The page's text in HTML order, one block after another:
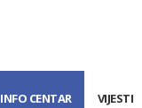
INFO CENTAR VIJESTI